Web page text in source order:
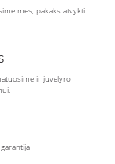
mes, pakaks atvykti
ir juvelyro